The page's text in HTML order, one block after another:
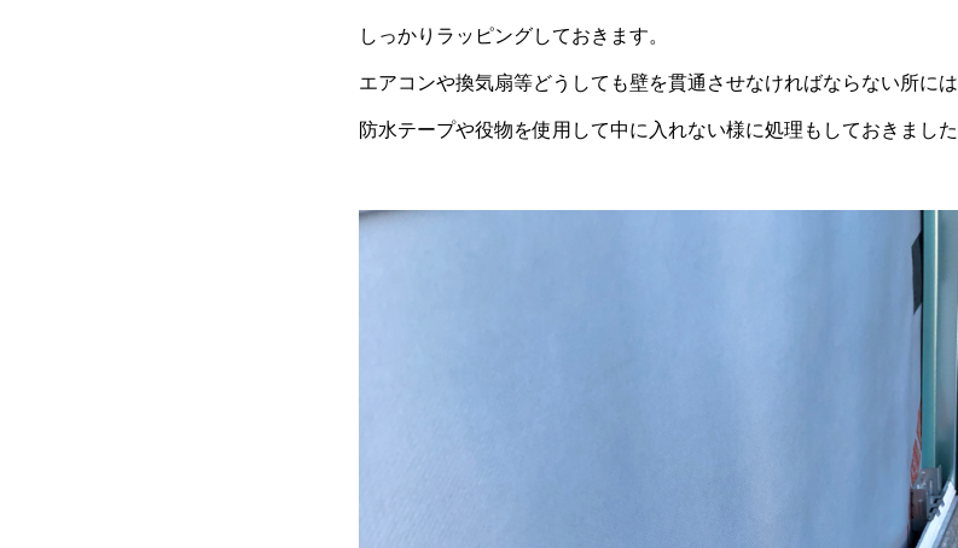
しっかりラッピングしておきます。
エアコンや換気扇等どうしても壁を貫通させなければならない所には
防水テープや役物を使用して中に入れない様に処理もしておきました